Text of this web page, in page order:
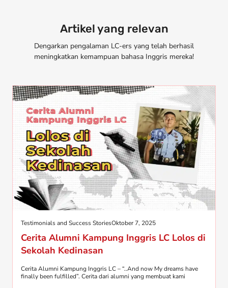
Artikel yang relevan
Dengarkan pengalaman LC-ers yang telah berhasil
meningkatkan kemampuan bahasa Inggris mereka!
Testimonials and Success StoriesOktober 7, 2025
Cerita Alumni Kampung Inggris LC Lolos di
Sekolah Kedinasan
Cerita Alumni Kampung Inggris LC – “..And now My dreams have
finally been fulfilled”. Cerita dari alumni yang membuat kami